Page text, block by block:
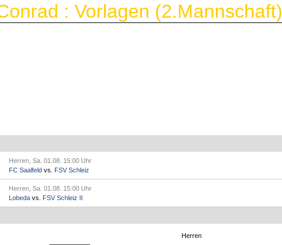
: Vorlagen (2.Mannschaft)
Herren, Sa. 01.08. 15:00 Uhr
FC Saalfeld vs. FSV Schleiz
Herren, Sa. 01.08. 15:00 Uhr
Lobeda vs. FSV Schleiz II
Herren